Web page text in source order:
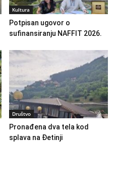
Kultura
Potpisan ugovor o
sufinansiranju NAFFIT 2026.
Društvo
Pronađena dva tela kod
splava na Đetinji